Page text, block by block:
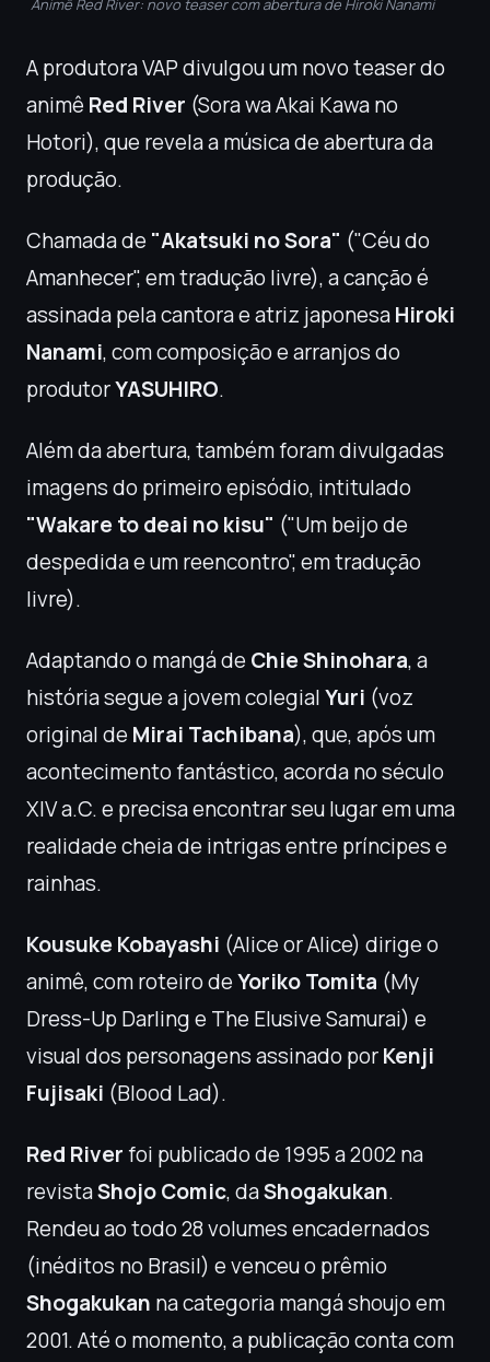
Animê Red River: novo teaser com abertura de Hiroki Nanami
A produtora VAP divulgou um novo teaser do
animê Red River (Sora wa Akai Kawa no
Hotori), que revela a música de abertura da
produção.
Chamada de "Akatsuki no Sora" ("Céu do
Amanhecer", em tradução livre), a canção é
assinada pela cantora e atriz japonesaHiroki
Nanami, com composição e arranjos do
produtorYASUHIRO.
Além da abertura, também foram divulgadas
imagens do primeiro episódio, intitulado
"Wakare to deai no kisu" ("Um beijo de
despedida e um reencontro", em tradução
livre).
Adaptando o mangá de Chie Shinohara, a
história segue a jovem colegialYuri (voz
original de Mirai Tachibana), que, após um
acontecimento fantástico, acorda no século
XIV a.C. e precisa encontrar seu lugar em uma
realidade cheia de intrigas entre príncipes e
rainhas.
Kousuke Kobayashi (Alice or Alice) dirige o
animê, com roteiro deYoriko Tomita (My
Dress-Up Darling e The Elusive Samurai) e
visual dos personagens assinado porKenji
Fujisaki (Blood Lad).
Red Riverfoi publicado de 1995 a 2002 na
revistaShojo Comic, daShogakukan.
Rendeu ao todo 28 volumes encadernados
(inéditos no Brasil) e venceu o prêmio
Shogakukan na categoria mangá shoujo em
2001. Até o momento, a publicação conta com